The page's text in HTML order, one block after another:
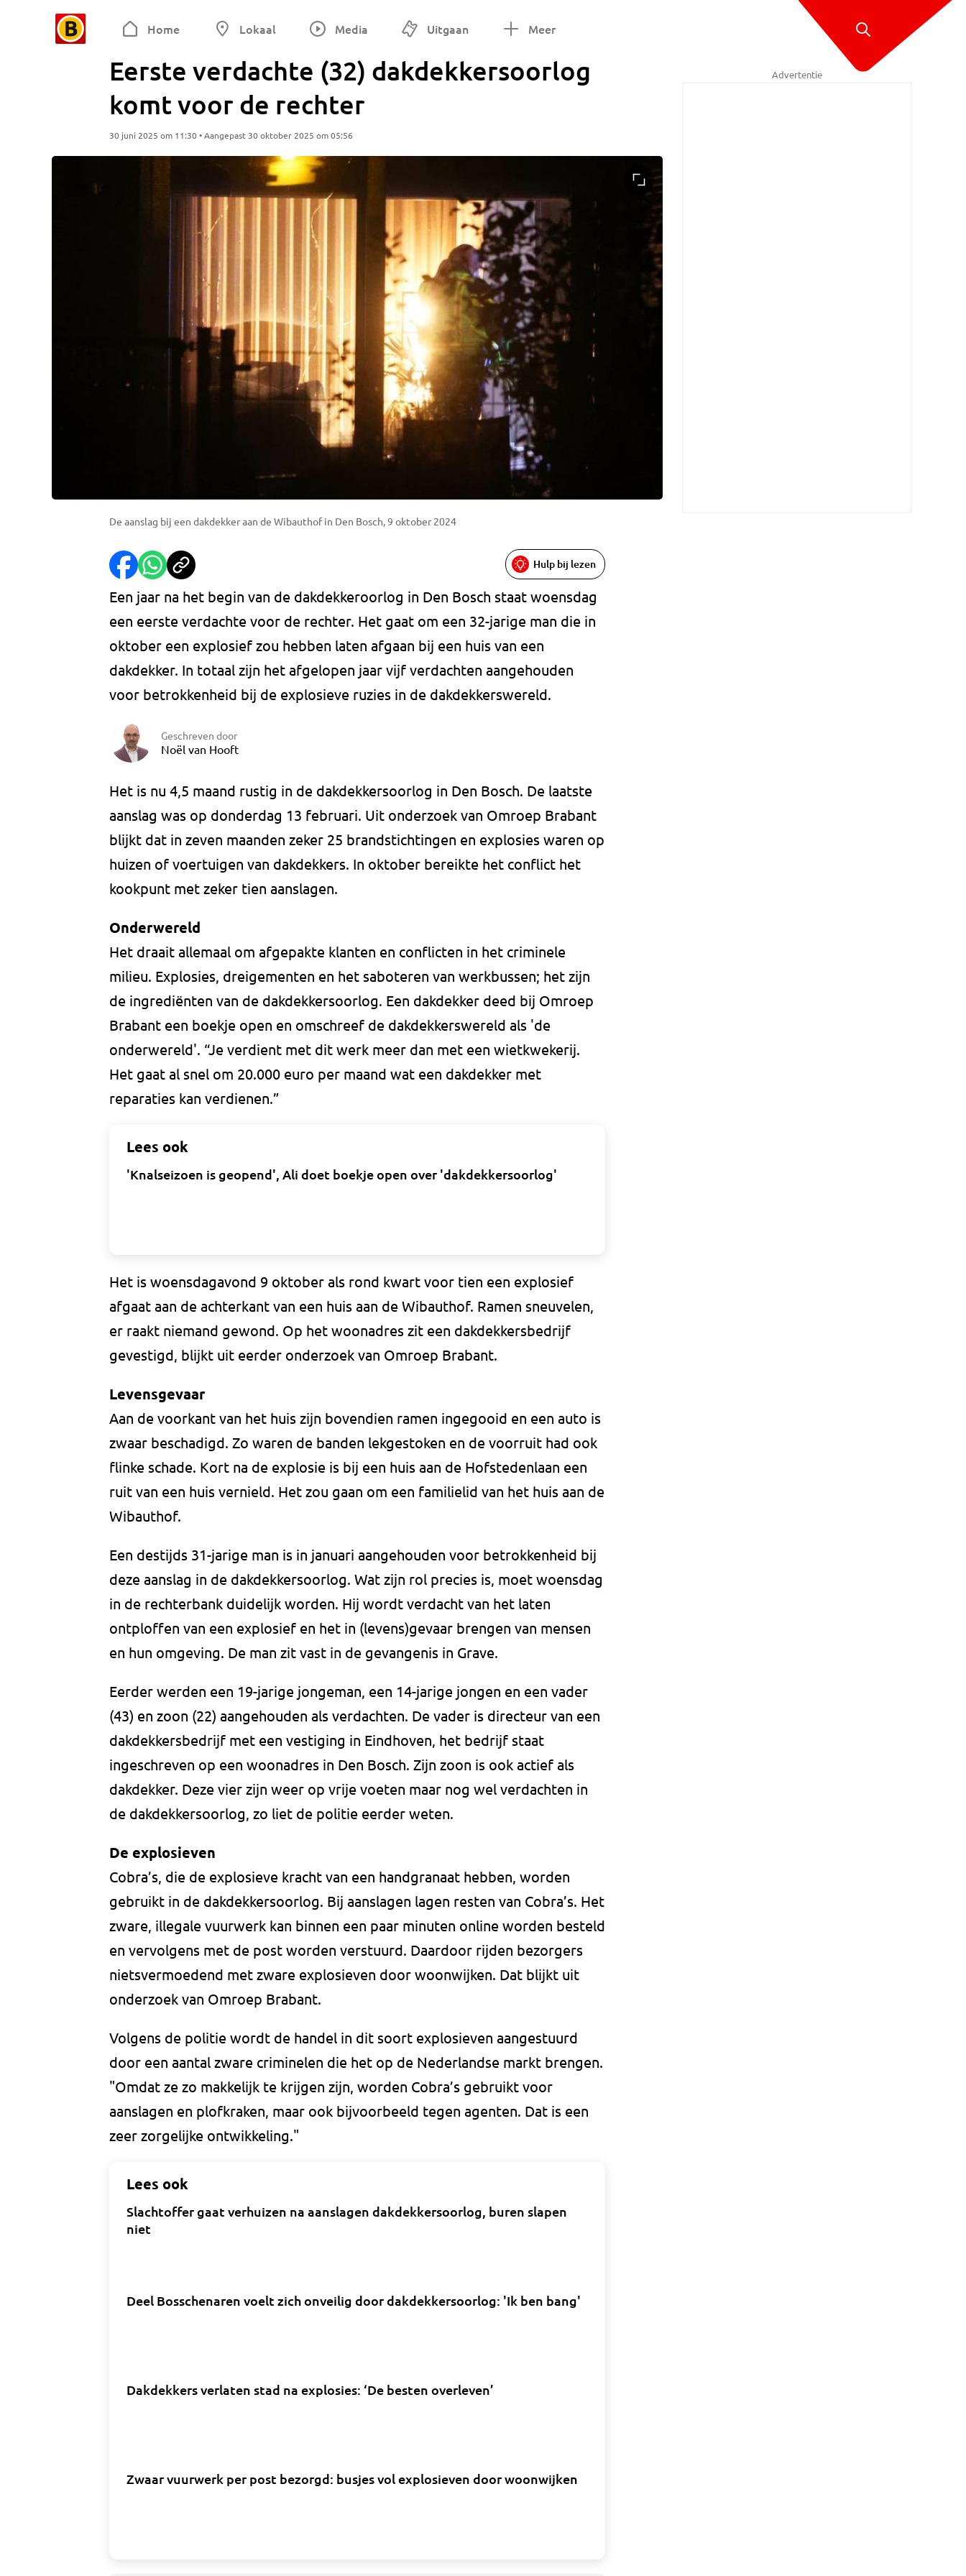
Home Lokaal Media Uitgaan Meer
Eerste verdachte (32) dakdekkersoorlog
komt voor de rechter
30 juni 2025 om 11:30 • Aangepast 30 oktober 2025 om 05:56
De aanslag bij een dakdekker aan de Wibauthof in Den Bosch, 9 oktober 2024
Hulp bij lezen
Een jaar na het begin van de dakdekkeroorlog in Den Bosch staat woensdag
een eerste verdachte voor de rechter. Het gaat om een 32-jarige man die in
oktober een explosief zou hebben laten afgaan bij een huis van een
dakdekker. In totaal zijn het afgelopen jaar vijf verdachten aangehouden
voor betrokkenheid bij de explosieve ruzies in de dakdekkerswereld.
Geschreven door
Noël van Hooft
Het is nu 4,5 maand rustig in de dakdekkersoorlog in Den Bosch. De laatste
aanslag was op donderdag 13 februari. Uit onderzoek van Omroep Brabant
blijkt dat in zeven maanden zeker 25 brandstichtingen en explosies waren op
huizen of voertuigen van dakdekkers. In oktober bereikte het conflict het
kookpunt met zeker tien aanslagen.
Onderwereld
Het draait allemaal om afgepakte klanten en conflicten in het criminele
milieu. Explosies, dreigementen en het saboteren van werkbussen; het zijn
de ingrediënten van de dakdekkersoorlog. Een dakdekker deed bij Omroep
Brabant een boekje open en omschreef de dakdekkerswereld als 'de
onderwereld'. “Je verdient met dit werk meer dan met een wietkwekerij.
Het gaat al snel om 20.000 euro per maand wat een dakdekker met
reparaties kan verdienen.”
Lees ook
'Knalseizoen is geopend', Ali doet boekje open over 'dakdekkersoorlog'
Het is woensdagavond 9 oktober als rond kwart voor tien een explosief
afgaat aan de achterkant van een huis aan de Wibauthof. Ramen sneuvelen,
er raakt niemand gewond. Op het woonadres zit een dakdekkersbedrijf
gevestigd, blijkt uit eerder onderzoek van Omroep Brabant.
Levensgevaar
Aan de voorkant van het huis zijn bovendien ramen ingegooid en een auto is
zwaar beschadigd. Zo waren de banden lekgestoken en de voorruit had ook
flinke schade. Kort na de explosie is bij een huis aan de Hofstedenlaan een
ruit van een huis vernield. Het zou gaan om een familielid van het huis aan de
Wibauthof.
Een destijds 31-jarige man is in januari aangehouden voor betrokkenheid bij
deze aanslag in de dakdekkersoorlog. Wat zijn rol precies is, moet woensdag
in de rechterbank duidelijk worden. Hij wordt verdacht van het laten
ontploffen van een explosief en het in (levens)gevaar brengen van mensen
en hun omgeving. De man zit vast in de gevangenis in Grave.
Eerder werden een 19-jarige jongeman, een 14-jarige jongen en een vader
(43) en zoon (22) aangehouden als verdachten. De vader is directeur van een
dakdekkersbedrijf met een vestiging in Eindhoven, het bedrijf staat
ingeschreven op een woonadres in Den Bosch. Zijn zoon is ook actief als
dakdekker. Deze vier zijn weer op vrije voeten maar nog wel verdachten in
de dakdekkersoorlog, zo liet de politie eerder weten.
De explosieven
Cobra’s, die de explosieve kracht van een handgranaat hebben, worden
gebruikt in de dakdekkersoorlog. Bij aanslagen lagen resten van Cobra’s. Het
zware, illegale vuurwerk kan binnen een paar minuten online worden besteld
en vervolgens met de post worden verstuurd. Daardoor rijden bezorgers
nietsvermoedend met zware explosieven door woonwijken. Dat blijkt uit
onderzoek van Omroep Brabant.
Volgens de politie wordt de handel in dit soort explosieven aangestuurd
door een aantal zware criminelen die het op de Nederlandse markt brengen.
"Omdat ze zo makkelijk te krijgen zijn, worden Cobra’s gebruikt voor
aanslagen en plofkraken, maar ook bijvoorbeeld tegen agenten. Dat is een
zeer zorgelijke ontwikkeling."
Lees ook
Slachtoffer gaat verhuizen na aanslagen dakdekkersoorlog, buren slapen
niet
Deel Bosschenaren voelt zich onveilig door dakdekkersoorlog: 'Ik ben bang'
Dakdekkers verlaten stad na explosies: ‘De besten overleven’
Zwaar vuurwerk per post bezorgd: busjes vol explosieven door woonwijken
Advertentie